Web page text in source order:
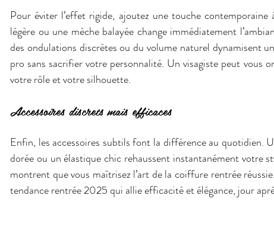
Pour éviter l’effet rigide, ajoutez une touche
légère ou une mèche balayée change immédiatement
des ondulations discrètes ou du volume naturel dynamisent
pro sans sacrifier votre personnalité. Un visagiste peut vous
votre rôle et votre silhouette.
Accessoires discrets mais efficaces
Enfin, les accessoires subtils font la différence au quotidien.
dorée ou un élastique chic rehaussent instantanément votre
montrent que vous maîtrisez l’art de la coiffure rentrée
tendance rentrée 2025 qui allie efficacité et élégance, jour